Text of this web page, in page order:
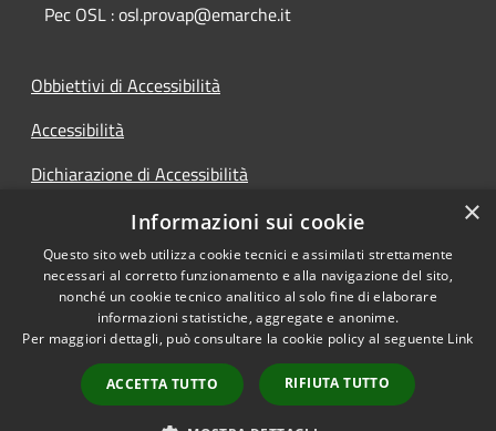
Pec OSL : osl.provap@emarche.it
Obbiettivi di Accessibilità
Accessibilità
Dichiarazione di Accessibilità
Accesso Civico
Accessibilità
Copyright © 2026 • Provincia di
Ascoli Piceno • Powered by
Municipium•
Accesso
redazione
×
Informazioni sui cookie
Questo sito web utilizza cookie tecnici e assimilati strettamente
necessari al corretto funzionamento e alla navigazione del sito,
nonché un cookie tecnico analitico al solo fine di elaborare
informazioni statistiche, aggregate e anonime.
Per maggiori dettagli, può consultare la cookie policy al seguente Link
ACCETTA TUTTO RIFIUTA TUTTO